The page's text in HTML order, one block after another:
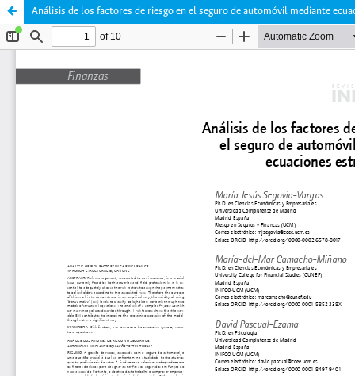
Análisis de los factores de riesgo en el seguro de automóvil mediante